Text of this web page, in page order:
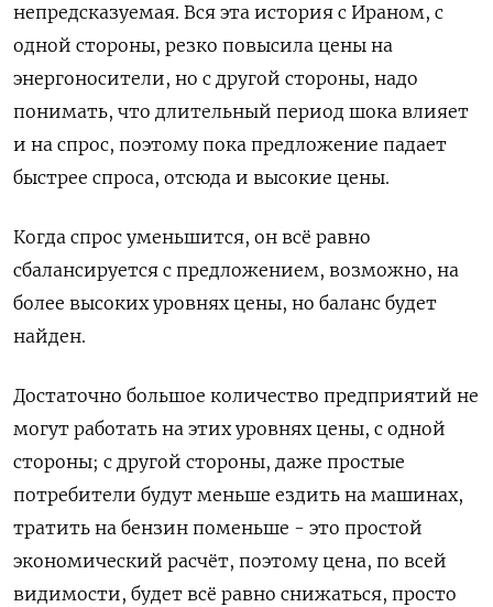
непредсказуемая. Вся эта история с Ираном, с
одной стороны, резко повысила цены на
энергоносители, но с другой стороны, надо
понимать, что длительный период шока влияет
и на спрос, поэтому пока предложение падает
быстрее спроса, отсюда и высокие цены.
Когда спрос уменьшится, он всё равно
сбалансируется с предложением, возможно, на
более высоких уровнях цены, но баланс будет
найден.
Достаточно большое количество предприятий не
могут работать на этих уровнях цены, с одной
стороны; с другой стороны, даже простые
потребители будут меньше ездить на машинах,
тратить на бензин поменьше - это простой
экономический расчёт, поэтому цена, по всей
видимости, будет всё равно снижаться, просто